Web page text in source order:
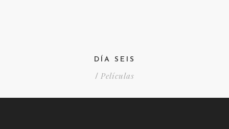
DÍA SEIS
/ Películas